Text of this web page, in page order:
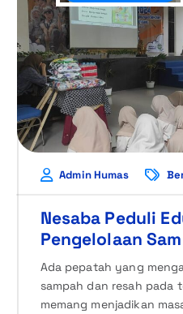
Admin Humas
Nesaba Peduli
Pengelolaan
Ada pepatah yang
sampah dan resah pada
memang menjadikan